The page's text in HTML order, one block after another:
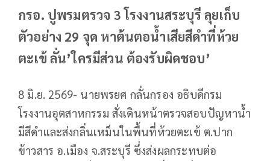
กรอ. ปูพรมตรวจ 3 โรงงานสระบุรี ลุยเก็บ
ตัวอย่าง 29 จุด หาต้นตอน้ำเสียสีดำที่ห้วย
ตะเข้ ลั่น’ใครมีส่วน ต้องรับผิดชอบ’
8 มิ.ย. 2569- นายพรยศ กลั่นกรอง อธิบดีกรม
โรงงานอุตสาหกรรม สั่งเดินหน้าตรวจสอบปัญหาน้ำ
มีสีดำและส่งกลิ่นเหม็นในพื้นที่ห้วยตะเข้ ต.ปาก
ข้าวสาร อ.เมือง จ.สระบุรี ซึ่งส่งผลกระทบต่อ